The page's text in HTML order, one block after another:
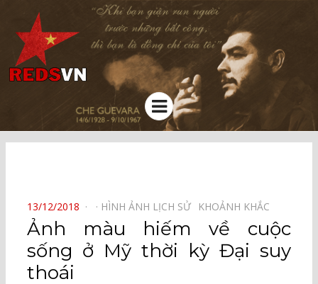
Kênh chia sẻ tri thức cộng đồng
Menu
POSTED
ON
13/12/2018 HÌNH ẢNH LỊCH SỬ⠀ KHOẢNH KHẮC⠀
Ảnh màu hiếm về cuộc
sống ở Mỹ thời kỳ Đại suy
thoái